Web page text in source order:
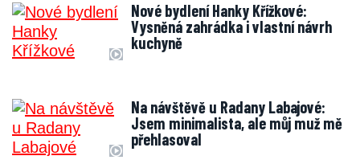
Nové bydlení Hanky Křížkové:
Vysněná zahrádka i vlastní návrh
kuchyně
Na návštěvě u Radany Labajové:
Jsem minimalista, ale můj muž mě
přehlasoval